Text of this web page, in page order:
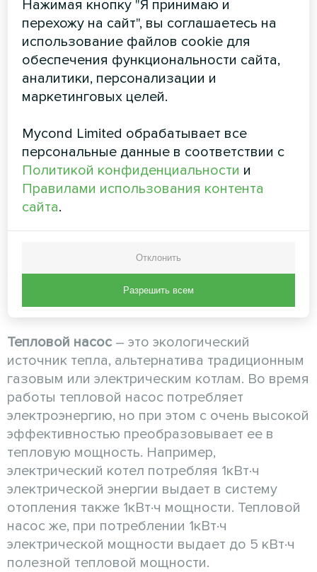
документов, а сервисное обслуживание
максимально простое и заключается в
большей степени в контроле параметров
работы теплового насоса.
Наименьший срок окупаемости будет у тех
только для отопления, но и для охлаждения.
При эксплуатации системы отопления с
преимущественно не высокими
температурами теплоносителя. После
рассмотрения всех этих факторов Вы
финансовую ценность предлагаемой
системы.
Что такое тепловой насос?
Тепловой насос – это экологический
источник тепла, альтернатива традиционным
газовым или электрическим котлам. Во время
работы тепловой насос потребляет
электроэнергию, но при этом с очень высокой
эффективностью преобразовывает ее в
тепловую мощность. Например,
электрический котел потребляя 1кВт·ч
электрической энергии выдает в систему
отопления также 1кВт·ч мощности. Тепловой
насос же, при потреблении 1кВт·ч
электрической мощности выдает до 5 кВт·ч
полезной тепловой мощности.
Нажимая кнопку "Я принимаю и
перехожу на сайт", вы соглашаетесь на
использование файлов cookie для
обеспечения функциональности сайта,
аналитики, персонализации и
маркетинговых целей.
Mycond Limited обрабатывает все
персональные данные в соответствии с
Политикой конфиденциальности и
Правилами использования контента
сайта.
Отклонить
Разрешить всем